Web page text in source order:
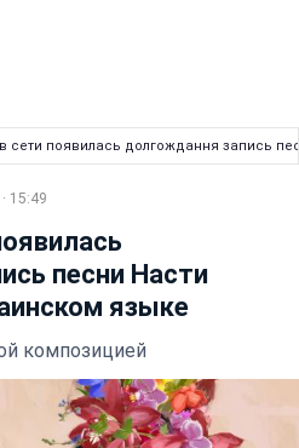
сети появилась долгождання запись
15:49
песни Насти
языке
композицией